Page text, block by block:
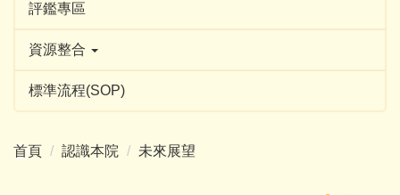
評鑑專區
資源整合
標準流程(SOP)
首頁 認識本院 未來展望